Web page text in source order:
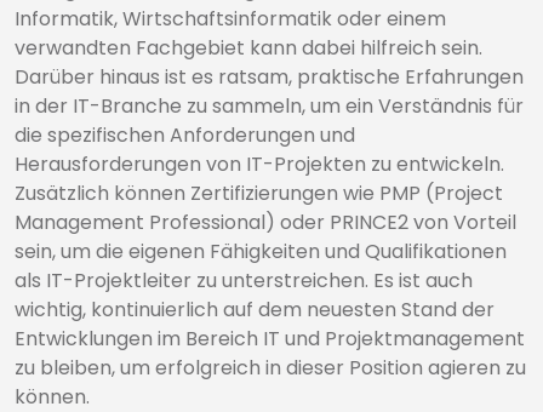
Informatik, Wirtschaftsinformatik oder einem
verwandten Fachgebiet kann dabei hilfreich sein.
Darüber hinaus ist es ratsam, praktische Erfahrungen
in der IT-Branche zu sammeln, um ein Verständnis für
die spezifischen Anforderungen und
Herausforderungen von IT-Projekten zu entwickeln.
Zusätzlich können Zertifizierungen wie PMP (Project
Management Professional) oder PRINCE2 von Vorteil
sein, um die eigenen Fähigkeiten und Qualifikationen
als IT-Projektleiter zu unterstreichen. Es ist auch
wichtig, kontinuierlich auf dem neuesten Stand der
Entwicklungen im Bereich IT und Projektmanagement
zu bleiben, um erfolgreich in dieser Position agieren zu
können.